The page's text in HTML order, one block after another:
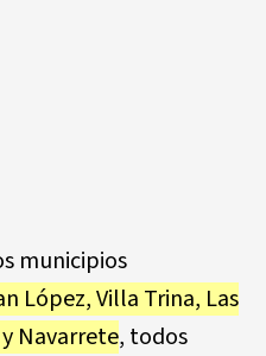
municipios
López,Villa Trina, Las
y Navarrete, todos